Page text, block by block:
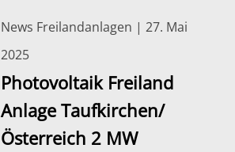
News Freilandanlagen | 27. Mai
2025
Photovoltaik Freiland
Anlage Taufkirchen/
Österreich 2 MW